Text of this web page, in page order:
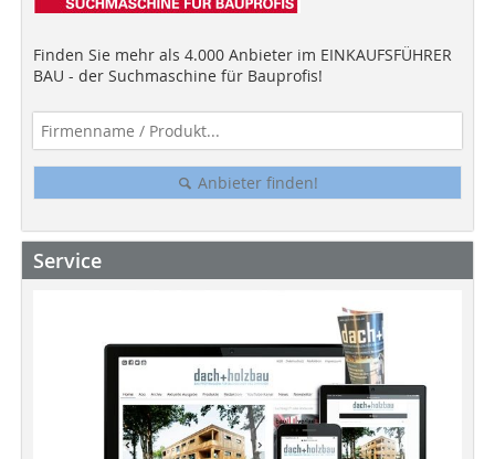
Finden Sie mehr als 4.000 Anbieter im EINKAUFSFÜHRER
BAU - der Suchmaschine für Bauprofis!
Anbieter finden!
Service